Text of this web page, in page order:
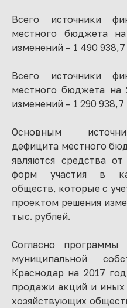
Всего источники
местного бюджета
изменений – 1 490
Всего источники
местного бюджета на
изменений – 1 290
Основным
дефицита местного
являются средства
форм участия в
обществ, которые с
проектом решения
тыс. рублей.
Согласно программы
муниципальной
Краснодар на 2017
продажи акций и иных
хозяйствующих